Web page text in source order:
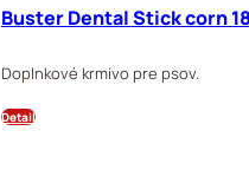
Buster Dental Stick corn
Doplnkové krmivo pre psov.
Detail